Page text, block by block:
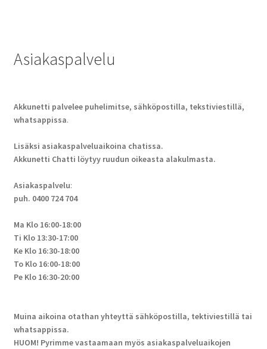
Asiakaspalvelu
Akkunetti palvelee puhelimitse, sähköpostilla, tekstiviestillä,
whatsappissa.
Lisäksi asiakaspalveluaikoina chatissa.
Akkunetti Chatti löytyy ruudun oikeasta alakulmasta.
Asiakaspalvelu:
puh. 0400 724 704
Ma Klo 16:00-18:00
Ti Klo 13:30-17:00
Ke Klo 16:30-18:00
To Klo 16:00-18:00
Pe Klo 16:30-20:00
Muina aikoina otathan yhteyttä sähköpostilla, tektiviestillä tai
whatsappissa.
HUOM! Pyrimme vastaamaan myös asiakaspalveluaikojen